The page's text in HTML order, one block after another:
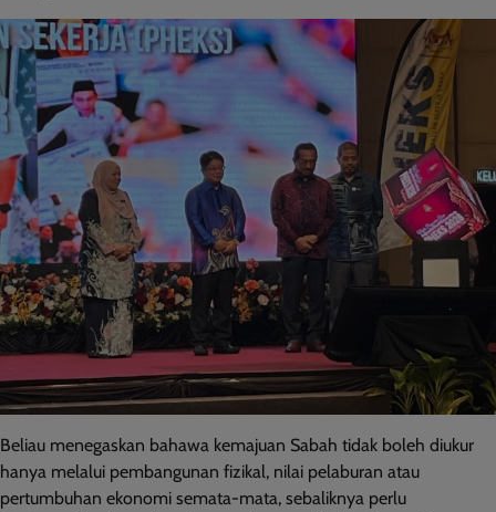
Beliau menegaskan bahawa kemajuan Sabah tidak boleh diukur
hanya melalui pembangunan fizikal, nilai pelaburan atau
pertumbuhan ekonomi semata-mata, sebaliknya perlu